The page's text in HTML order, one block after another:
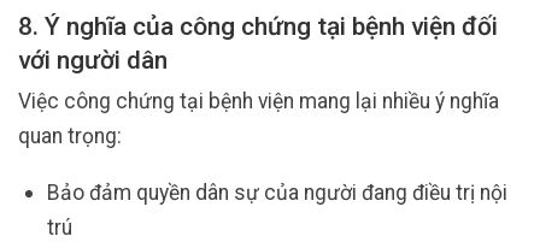
8. Ý nghĩa của công chứng tại bệnh viện đối
với người dân
Việc công chứng tại bệnh viện mang lại nhiều ý nghĩa
quan trọng:
Bảo đảm quyền dân sự của người đang điều trị nội
trú